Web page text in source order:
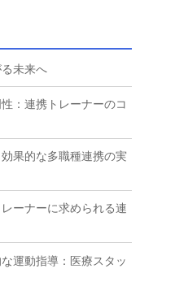
未来へ
：連携トレーナーのコ
果的な多職種連携の実
ーナーに求められる連
運動指導：医療スタッ